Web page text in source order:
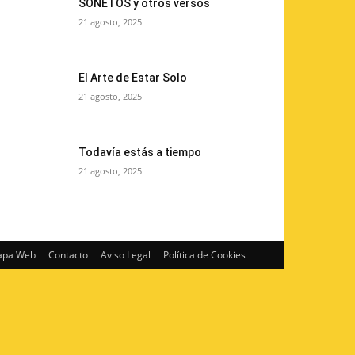
SONETOS y otros versos
21 agosto, 2025
El Arte de Estar Solo
21 agosto, 2025
Todavía estás a tiempo
21 agosto, 2025
Web Contacto Aviso Legal Política de Cookies